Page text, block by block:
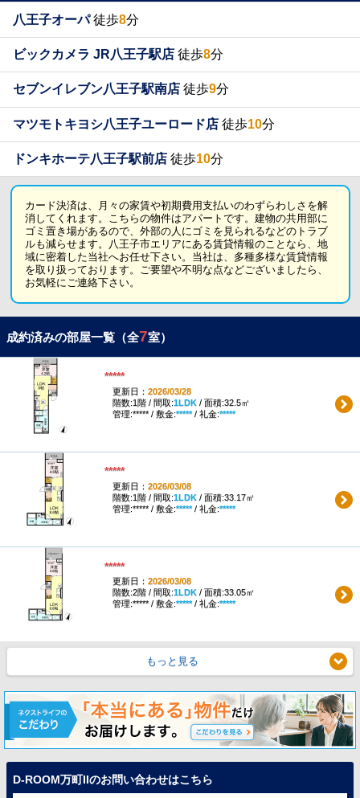
八王子オーパ徒歩8分
ビックカメラ JR八王子駅店 徒歩8分
セブンイレブン八王子駅南店 徒歩9分
マツモトキヨシ八王子ユーロード店 徒歩10分
ドンキホーテ八王子駅前店 徒歩10分
カード決済は、月々の家賃や初期費用支払いのわずらわしさを解
消してくれます。こちらの物件はアパートです。建物の共用部に
ゴミ置き場があるので、外部の人にゴミを見られるなどのトラブ
ルも減らせます。八王子市エリアにある賃貸情報のことなら、地
域に密着した当社へお任せ下さい。当社は、多種多様な賃貸情報
を取り扱っております。ご要望や不明な点などございましたら、
お気軽にご連絡下さい。
成約済みの部屋一覧（全7室）
*****
更新日： 2026/03/28
階数:1階 / 間取:1LDK/ 面積:32.5㎡
管理:***** / 敷金:*****/ 礼金:*****
*****
更新日： 2026/03/08
階数:1階 / 間取:1LDK/ 面積:33.17㎡
管理:***** / 敷金:*****/ 礼金:*****
*****
更新日： 2026/03/08
階数:2階 / 間取:1LDK/ 面積:33.05㎡
管理:***** / 敷金:*****/ 礼金:*****
もっと見る
D-ROOM万町IIのお問い合わせはこちら